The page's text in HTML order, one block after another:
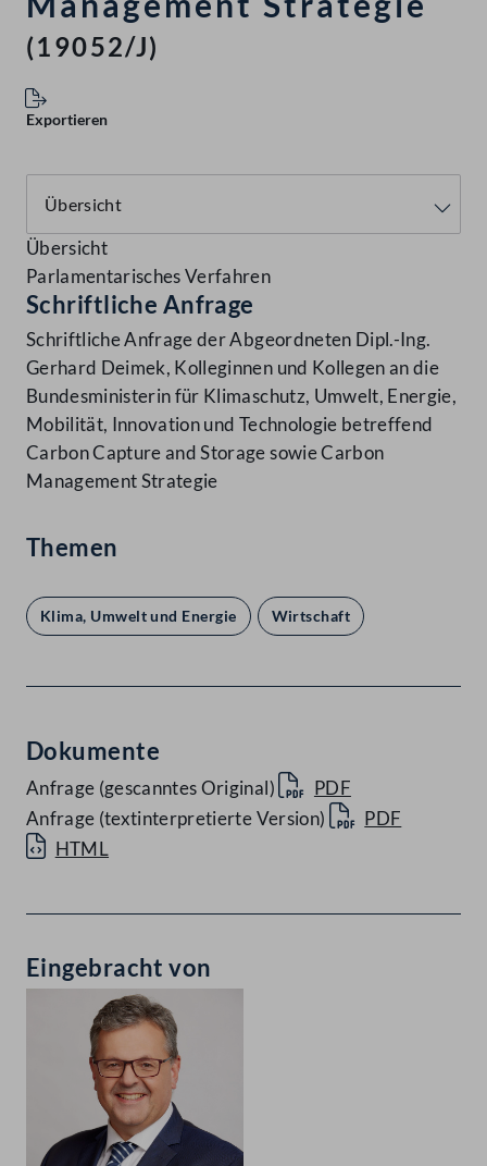
(19052/J)
Exportieren
Übersicht
Parlamentarisches Verfahren
Schriftliche Anfrage
Schriftliche Anfrage der Abgeordneten Dipl.-Ing.
Gerhard Deimek, Kolleginnen und Kollegen an die
Bundesministerin für Klimaschutz, Umwelt, Energie,
Mobilität, Innovation und Technologie betreffend
Carbon Capture and Storage sowie Carbon
Management Strategie
Themen
Klima, Umwelt und Energie Wirtschaft
Dokumente
Anfrage (gescanntes Original)
PDF
Anfrage (textinterpretierte Version)
PDF
HTML
Eingebracht von